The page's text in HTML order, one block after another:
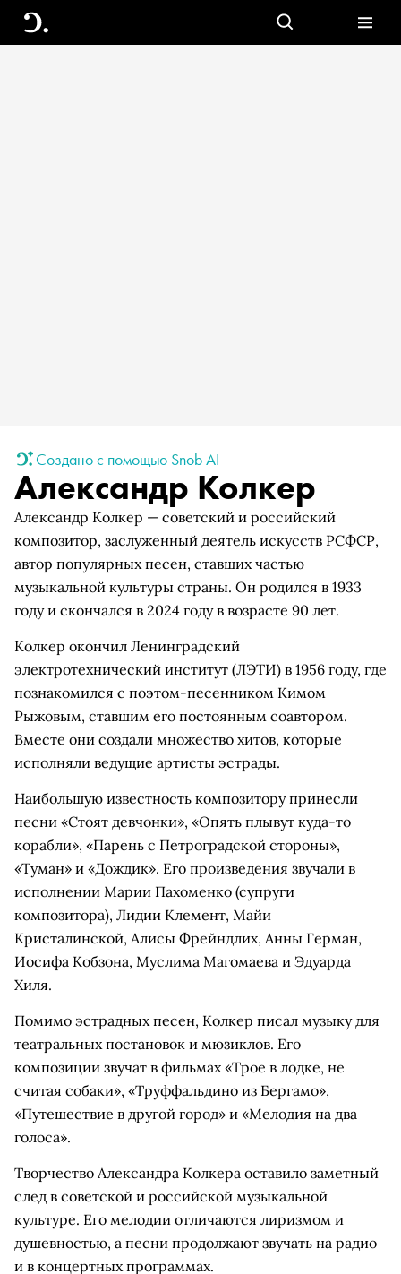
Создано с помощью Snob AI
Александр Колкер
Александр Колкер — советский и российский
композитор, заслуженный деятель искусств РСФСР,
автор популярных песен, ставших частью
музыкальной культуры страны. Он родился в 1933
году и скончался в 2024 году в возрасте 90 лет.
Колкер окончил Ленинградский
электротехнический институт (ЛЭТИ) в 1956 году, где
познакомился с поэтом-песенником Кимом
Рыжовым, ставшим его постоянным соавтором.
Вместе они создали множество хитов, которые
исполняли ведущие артисты эстрады.
Наибольшую известность композитору принесли
песни «Стоят девчонки», «Опять плывут куда-то
корабли», «Парень с Петроградской стороны»,
«Туман» и «Дождик». Его произведения звучали в
исполнении Марии Пахоменко (супруги
композитора), Лидии Клемент, Майи
Кристалинской, Алисы Фрейндлих, Анны Герман,
Иосифа Кобзона, Муслима Магомаева и Эдуарда
Хиля.
Помимо эстрадных песен, Колкер писал музыку для
театральных постановок и мюзиклов. Его
композиции звучат в фильмах «Трое в лодке, не
считая собаки», «Труффальдино из Бергамо»,
«Путешествие в другой город» и «Мелодия на два
голоса».
Творчество Александра Колкера оставило заметный
след в советской и российской музыкальной
культуре. Его мелодии отличаются лиризмом и
душевностью, а песни продолжают звучать на радио
и в концертных программах.